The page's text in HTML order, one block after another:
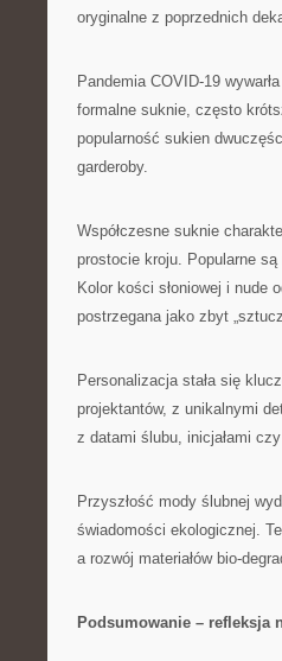
oryginalne z poprzednich
Pandemia COVID-19
formalne suknie, często
popularność sukien
garderoby.
Współczesne suknie
prostocie kroju. Popularne
Kolor kości słoniowej i nude
postrzegana jako zbyt
Personalizacja stała się
projektantów, z unikalnymi
z datami ślubu, inicjałami
Przyszłość mody ślubnej
świadomości ekologicznej.
a rozwój materiałów bio-
Podsumowanie – refleksja